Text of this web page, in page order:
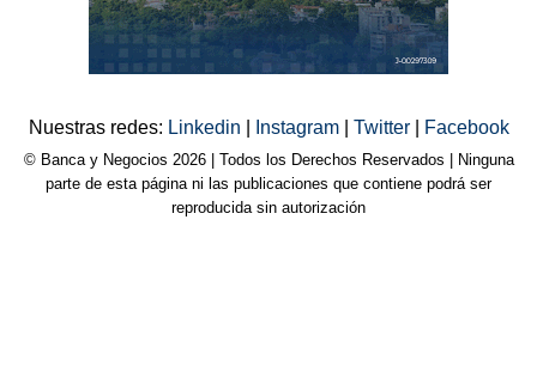
Nuestras redes: Linkedin Instagram Twitter Facebook
© Banca y Negocios 2026 | Todos los Derechos Reservados | Ninguna
parte de esta página ni las publicaciones que contiene podrá ser
reproducida sin autorización